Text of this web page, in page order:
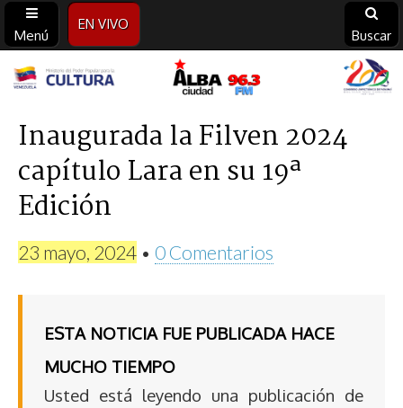
Menú
EN VIVO
Buscar
Alba
Ciudad
96.3
FM
Inaugurada la Filven 2024
capítulo Lara en su 19ª
Edición
23 mayo, 2024 • 0 Comentarios
ESTA NOTICIA FUE PUBLICADA HACE
MUCHO TIEMPO
Usted está leyendo una publicación de